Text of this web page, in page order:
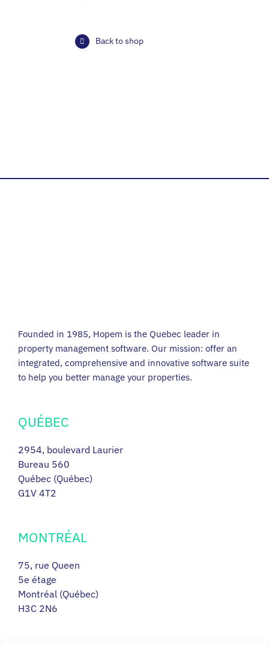
Back to shop
Founded in 1985, Hopem is the Quebec leader in
property management software. Our mission: offer an
integrated, comprehensive and innovative software suite
to help you better manage your properties.
QUÉBEC
2954, boulevard Laurier
Bureau 560
Québec (Québec)
G1V 4T2
MONTRÉAL
75, rue Queen
5e étage
Montréal (Québec)
H3C 2N6